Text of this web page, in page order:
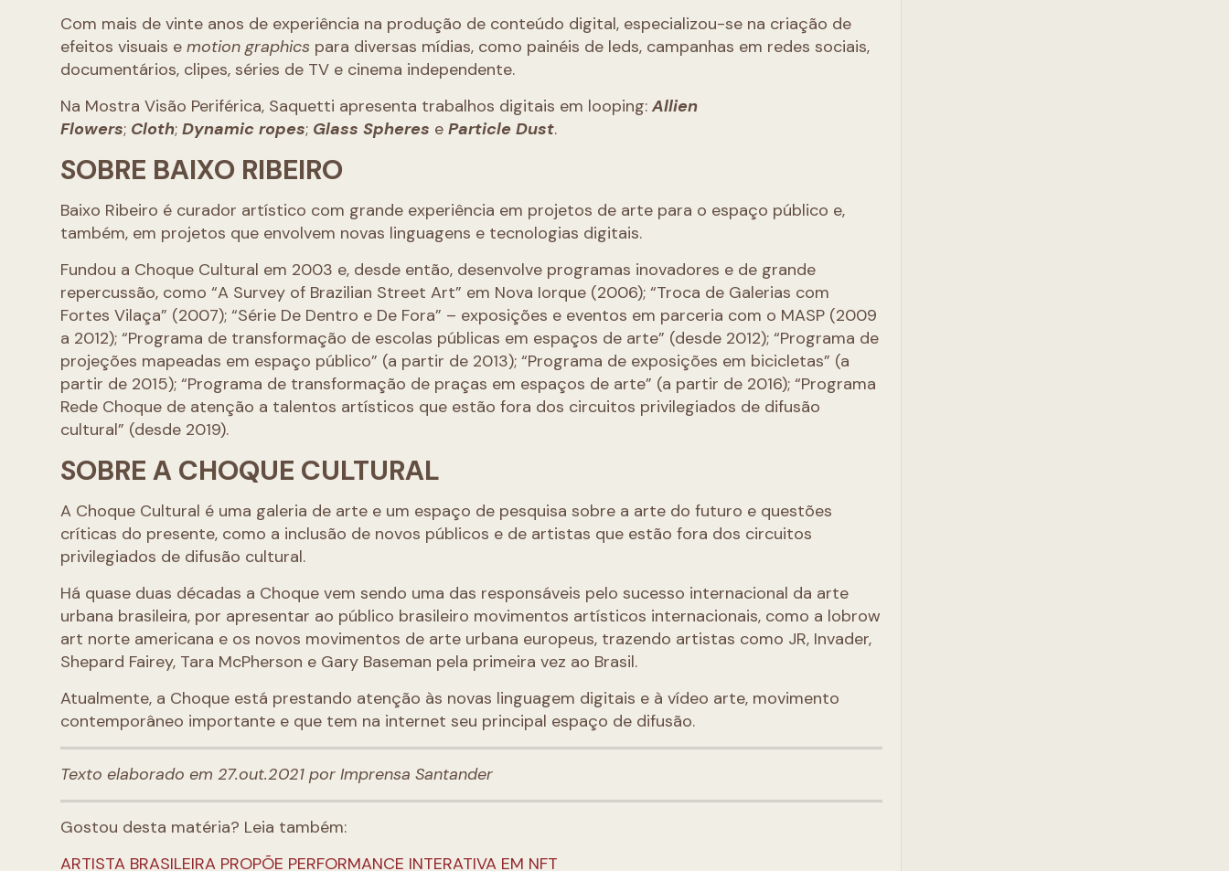
Com mais de vinte anos de experiência na produção de conteúdo digital, especializou-se na criação de
efeitos visuais emotion graphics para diversas mídias, como painéis de leds, campanhas em redes sociais,
documentários, clipes, séries de TV e cinema independente.
Na Mostra Visão Periférica, Saquetti apresenta trabalhos digitais em looping:Allien
Flowers; Cloth;Dynamic ropes; Glass Spheres eParticle Dust.
SOBRE BAIXO RIBEIRO
Baixo Ribeiro é curador artístico com grande experiência em projetos de arte para o espaço público e,
também, em projetos que envolvem novas linguagens e tecnologias digitais.
Fundou a Choque Cultural em 2003 e, desde então, desenvolve programas inovadores e de grande
repercussão, como “A Survey of Brazilian Street Art” em Nova Iorque (2006); “Troca de Galerias com
Fortes Vilaça” (2007); “Série De Dentro e De Fora” – exposições e eventos em parceria com o MASP (2009
a 2012); “Programa de transformação de escolas públicas em espaços de arte” (desde 2012); “Programa de
projeções mapeadas em espaço público” (a partir de 2013); “Programa de exposições em bicicletas” (a
partir de 2015); “Programa de transformação de praças em espaços de arte” (a partir de 2016); “Programa
Rede Choque de atenção a talentos artísticos que estão fora dos circuitos privilegiados de difusão
cultural” (desde 2019).
SOBRE A CHOQUE CULTURAL
A Choque Cultural é uma galeria de arte e um espaço de pesquisa sobre a arte do futuro e questões
críticas do presente, como a inclusão de novos públicos e de artistas que estão fora dos circuitos
privilegiados de difusão cultural.
Há quase duas décadas a Choque vem sendo uma das responsáveis pelo sucesso internacional da arte
urbana brasileira, por apresentar ao público brasileiro movimentos artísticos internacionais, como a lobrow
art norte americana e os novos movimentos de arte urbana europeus, trazendo artistas como JR, Invader,
Shepard Fairey, Tara McPherson e Gary Baseman pela primeira vez ao Brasil.
Atualmente, a Choque está prestando atenção às novas linguagem digitais e à vídeo arte, movimento
contemporâneo importante e que tem na internet seu principal espaço de difusão.
Texto elaborado em 27.out.2021 por Imprensa Santander
Gostou desta matéria? Leia também:
ARTISTA BRASILEIRA PROPÕE PERFORMANCE INTERATIVA EM NFT